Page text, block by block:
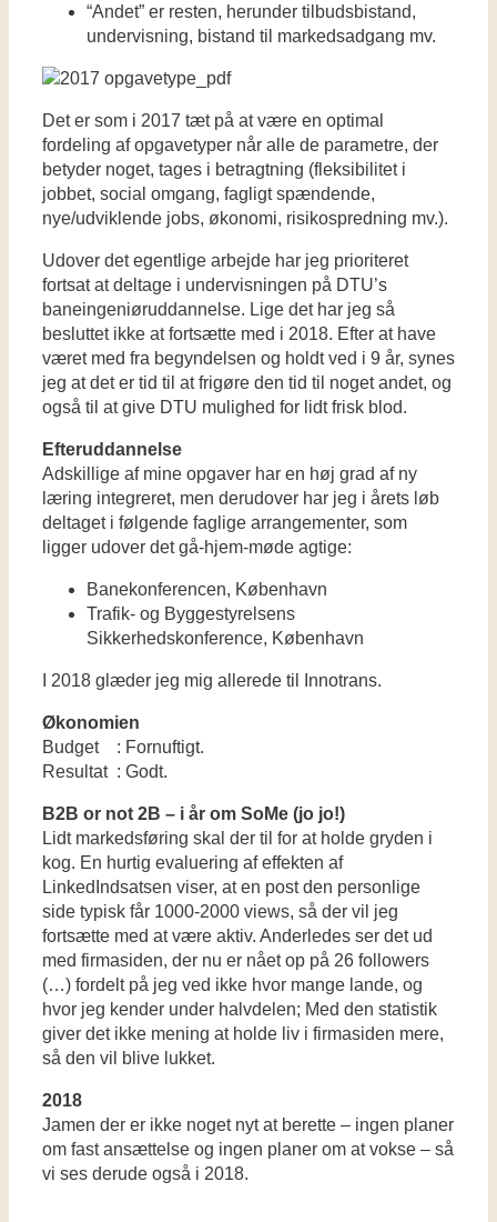
“Andet” er resten, herunder tilbudsbistand,
undervisning, bistand til markedsadgang mv.
Det er som i 2017 tæt på at være en optimal
fordeling af opgavetyper når alle de parametre, der
betyder noget, tages i betragtning (fleksibilitet i
jobbet, social omgang, fagligt spændende,
nye/udviklende jobs, økonomi, risikospredning mv.).
Udover det egentlige arbejde har jeg prioriteret
fortsat at deltage i undervisningen på DTU’s
baneingeniøruddannelse. Lige det har jeg så
besluttet ikke at fortsætte med i 2018. Efter at have
været med fra begyndelsen og holdt ved i 9 år, synes
jeg at det er tid til at frigøre den tid til noget andet, og
også til at give DTU mulighed for lidt frisk blod.
Efteruddannelse
Adskillige af mine opgaver har en høj grad af ny
læring integreret, men derudover har jeg i årets løb
deltaget i følgende faglige arrangementer, som
ligger udover det gå-hjem-møde agtige:
Banekonferencen, København
Trafik- og Byggestyrelsens
Sikkerhedskonference, København
I 2018 glæder jeg mig allerede til Innotrans.
Økonomien
Budget : Fornuftigt.
Resultat : Godt.
B2B or not 2B – i år om SoMe (jo jo!)
Lidt markedsføring skal der til for at holde gryden i
kog. En hurtig evaluering af effekten af
LinkedIndsatsen viser, at en post den personlige
side typisk får 1000-2000 views, så der vil jeg
fortsætte med at være aktiv. Anderledes ser det ud
med firmasiden, der nu er nået op på 26 followers
(…) fordelt på jeg ved ikke hvor mange lande, og
hvor jeg kender under halvdelen; Med den statistik
giver det ikke mening at holde liv i firmasiden mere,
så den vil blive lukket.
2018
Jamen der er ikke noget nyt at berette – ingen planer
om fast ansættelse og ingen planer om at vokse – så
vi ses derude også i 2018.